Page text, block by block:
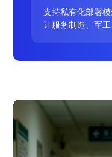
支持私有化部署
计服务制造、军